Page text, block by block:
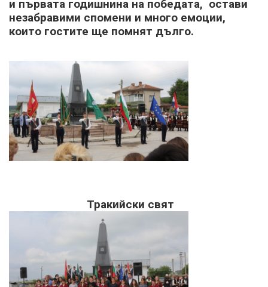
и първата годишнина на победата, остави
незабравими спомени и много емоции,
които гостите ще помнят дълго.
Тракийски свят